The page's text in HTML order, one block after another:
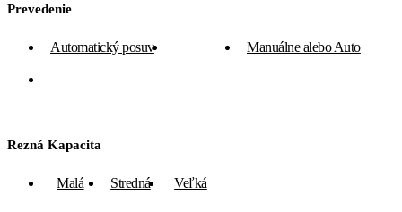
Prevedenie
Automatický posuv Manuálne Manuálne alebo Auto
Rezná Kapacita
Malá Stredná Veľká